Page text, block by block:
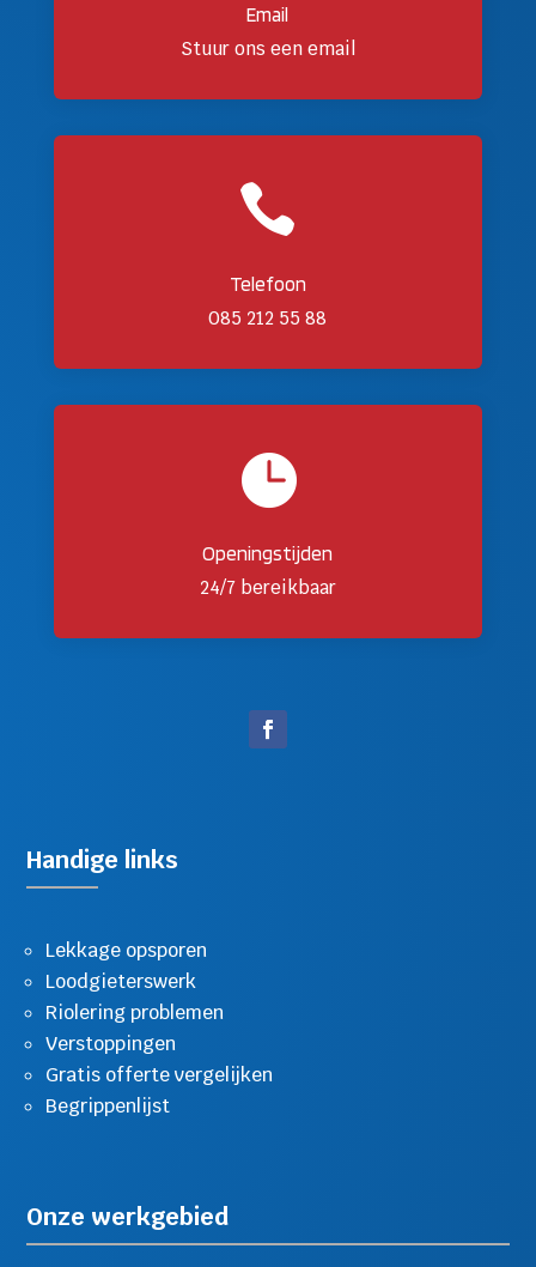
Email
Stuur ons een email

Telefoon
085 212 55 88

Openingstijden
24/7 bereikbaar
Handige links
Lekkage opsporen
Loodgieterswerk
Riolering problemen
Verstoppingen
Gratis offerte vergelijken
Begrippenlijst
Onze werkgebied